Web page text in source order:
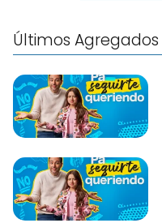
Últimos Agregados